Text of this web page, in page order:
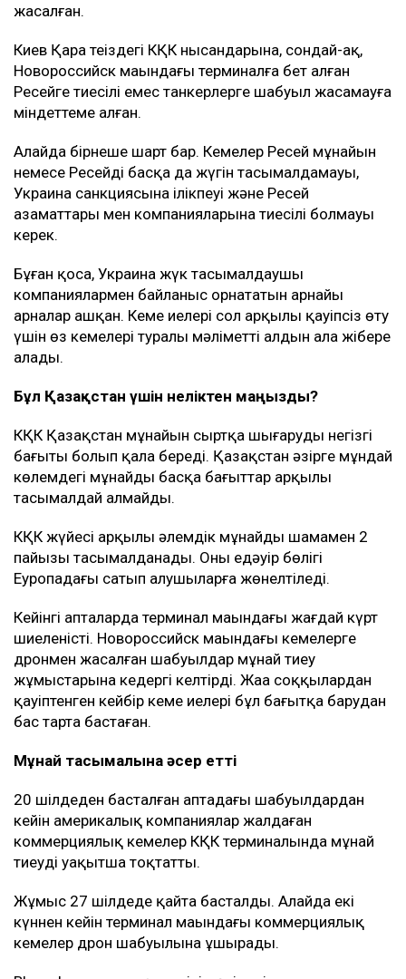
жасалған.
Киев Қара теңіздегі КҚК нысандарына, сондай-ақ,
Новороссийск маңындағы терминалға бет алған
Ресейге тиесілі емес танкерлерге шабуыл жасамауға
міндеттеме алған.
Алайда бірнеше шарт бар. Кемелер Ресей мұнайын
немесе Ресейдің басқа да жүгін тасымалдамауы,
Украина санкциясына ілікпеуі және Ресей
азаматтары мен компанияларына тиесілі болмауы
керек.
Бұған қоса, Украина жүк тасымалдаушы
компаниялармен байланыс орнататын арнайы
арналар ашқан. Кеме иелері сол арқылы қауіпсіз өту
үшін өз кемелері туралы мәліметті алдын ала жібере
алады.
Бұл Қазақстан үшін неліктен маңызды?
КҚК Қазақстан мұнайын сыртқа шығарудың негізгі
бағыты болып қала береді. Қазақстан әзірге мұндай
көлемдегі мұнайды басқа бағыттар арқылы
тасымалдай алмайды.
КҚК жүйесі арқылы әлемдік мұнайдың шамамен 2
пайызы тасымалданады. Оның едәуір бөлігі
Еуропадағы сатып алушыларға жөнелтіледі.
Кейінгі апталарда терминал маңындағы жағдай күрт
шиеленісті. Новороссийск маңындағы кемелерге
дронмен жасалған шабуылдар мұнай тиеу
жұмыстарына кедергі келтірді. Жаңа соққылардан
қауіптенген кейбір кеме иелері бұл бағытқа барудан
бас тарта бастаған.
Мұнай тасымалына әсер етті
20 шілдеден басталған аптадағы шабуылдардан
кейін америкалық компаниялар жалдаған
коммерциялық кемелер КҚК терминалында мұнай
тиеуді уақытша тоқтатты.
Жұмыс 27 шілдеде қайта басталды. Алайда екі
күннен кейін терминал маңындағы коммерциялық
кемелер дрон шабуылына ұшырады.